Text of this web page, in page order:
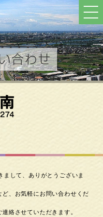
して、ありがとうございま
、お気軽にお問い合わせくだ
絡させていただきます。